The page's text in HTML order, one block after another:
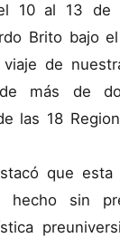
10 al 13
Brito bajo
de
de más de
las 18
que esta
hecho sin